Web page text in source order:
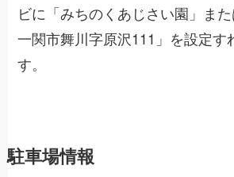
ビに「みちのくあじさい園」ま
一関市舞川字原沢111」を設定す
す。
駐車場情報